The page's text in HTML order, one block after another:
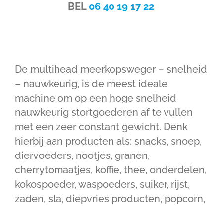
BEL 06 40 19 17 22
De multihead meerkopsweger – snelheid
– nauwkeurig, is de meest ideale
machine om op een hoge snelheid
nauwkeurig stortgoederen af te vullen
met een zeer constant gewicht. Denk
hierbij aan producten als: snacks, snoep,
diervoeders, nootjes, granen,
cherrytomaatjes, koffie, thee, onderdelen,
kokospoeder, waspoeders, suiker, rijst,
zaden, sla, diepvries producten, popcorn,